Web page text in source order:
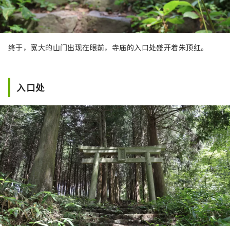
终于，宽大的山门出现在眼前，寺庙的入口处盛开着朱顶红。
入口处